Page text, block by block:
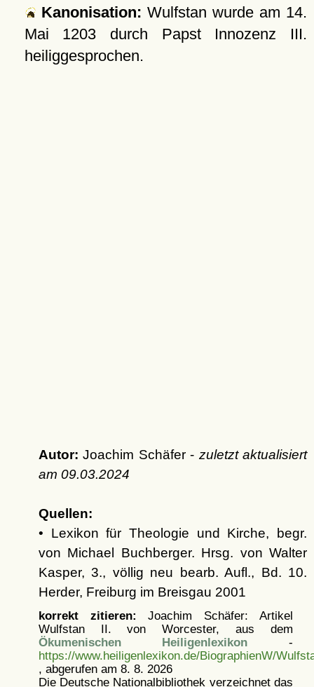
Kanonisation: Wulfstan wurde am 14.
Mai 1203 durch Papst Innozenz III.
heiliggesprochen.
Autor: Joachim Schäfer - zuletzt aktualisiert
am 09.03.2024
Quellen:
• Lexikon für Theologie und Kirche, begr.
von Michael Buchberger. Hrsg. von Walter
Kasper, 3., völlig neu bearb. Aufl., Bd. 10.
Herder, Freiburg im Breisgau 2001
korrekt zitieren: Joachim Schäfer: Artikel
Wulfstan II. von Worcester, aus dem
Ökumenischen Heiligenlexikon -
https://www.heiligenlexikon.de/BiographienW/
, abgerufen am 8. 8. 2026
Die Deutsche Nationalbibliothek verzeichnet das